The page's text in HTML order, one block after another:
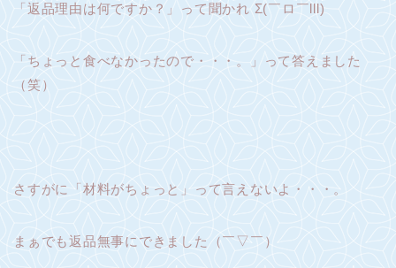
「返品理由は何ですか？」って聞かれ Σ(￣ロ￣lll)
「ちょっと食べなかったので・・・。」って答えました
（笑）
さすがに「材料がちょっと」って言えないよ・・・。
まぁでも返品無事にできました（￣▽￣）ゞ